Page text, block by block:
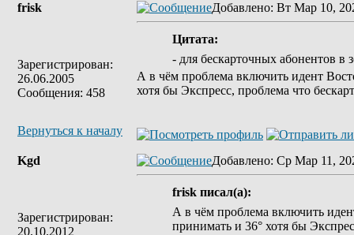
frisk
Зарегистрирован:
26.06.2005
Сообщения: 458
Добавлено: Вт Мар 10,
Цитата:
- для бескарточных абонентов в
А в чём проблема включить идент
хотя бы Экспресс, проблема что
Вернуться к началу
Kgd
Зарегистрирован:
20.10.2012
Добавлено: Ср Мар 11,
frisk писал(а):
А в чём проблема включить
принимать и 36° хотя бы